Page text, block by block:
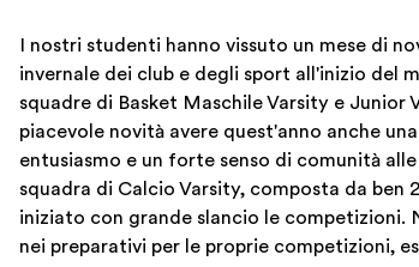
I nostri studenti hanno vissuto un mese di
invernale dei club e degli sport all'inizio del
squadre di Basket Maschile Varsity e Junior
piacevole novità avere quest'anno anche
entusiasmo e un forte senso di comunità
squadra di Calcio Varsity, composta da
iniziato con grande slancio le
nei preparativi per le proprie competizioni,